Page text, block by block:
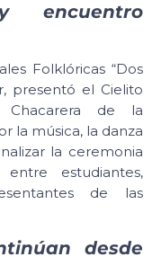
encuentro
Folklóricas “Dos
presentó el Cielito
de la
la música, la danza
la ceremonia
estudiantes,
de las
desde